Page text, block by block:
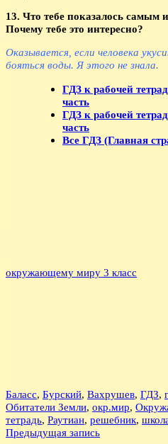
13. Что тебе показалось самым
Почему тебе это интересно?
Оказывается, если человека
бояться воды. Я этого не знала.
ГДЗ к рабочей
часть
ГДЗ к рабочей
часть
Все ГДЗ (Главная
окружающему миру 3 класс
Баласс, Бурский, Вахрушев, ГДЗ,
Обитатели Земли, окр.мир,
тетрадь, Раутиан, решебник,
Навигация
Предыдущая запись